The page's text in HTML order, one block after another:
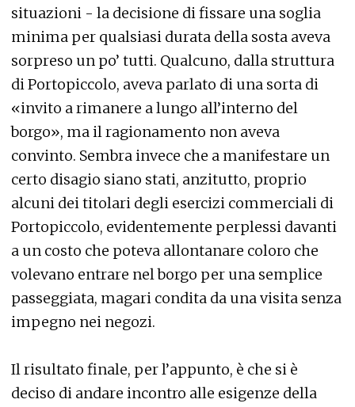
situazioni - la decisione di fissare una soglia
minima per qualsiasi durata della sosta aveva
sorpreso un po’ tutti. Qualcuno, dalla struttura
di Portopiccolo, aveva parlato di una sorta di
«invito a rimanere a lungo all’interno del
borgo», ma il ragionamento non aveva
convinto. Sembra invece che a manifestare un
certo disagio siano stati, anzitutto, proprio
alcuni dei titolari degli esercizi commerciali di
Portopiccolo, evidentemente perplessi davanti
a un costo che poteva allontanare coloro che
volevano entrare nel borgo per una semplice
passeggiata, magari condita da una visita senza
impegno nei negozi.
Il risultato finale, per l’appunto, è che si è
deciso di andare incontro alle esigenze della